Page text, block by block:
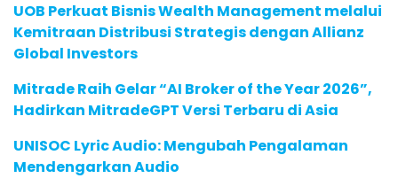
UOB Perkuat Bisnis Wealth Management melalui
Kemitraan Distribusi Strategis dengan Allianz
Global Investors
Mitrade Raih Gelar “AI Broker of the Year 2026”,
Hadirkan MitradeGPT Versi Terbaru di Asia
UNISOC Lyric Audio: Mengubah Pengalaman
Mendengarkan Audio